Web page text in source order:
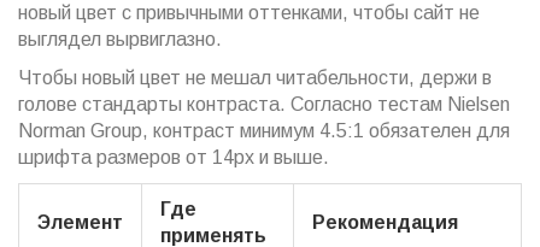
новый цвет с привычными оттенками, чтобы сайт не
выглядел вырвиглазно.
Чтобы новый цвет не мешал читабельности, держи в
голове стандарты контраста. Согласно тестам Nielsen
Norman Group, контраст минимум 4.5:1 обязателен для
шрифта размеров от 14px и выше.
Элемент
Где
применять
Рекомендация